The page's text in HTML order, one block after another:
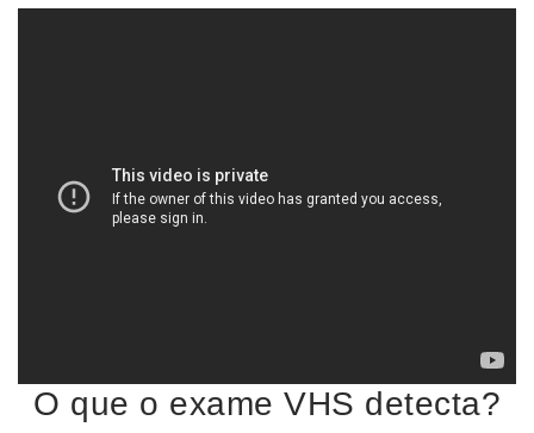
O que o exame VHS detecta?